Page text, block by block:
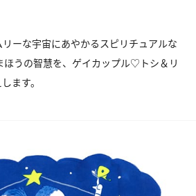
ーな宇宙にあやかるスピリチュアルな
ほうの智慧を、ゲイカップル♡トシ＆リ
ます。